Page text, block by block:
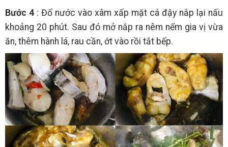
Bước 4 : Đổ nước vào xâm xấp mặt cá đậy nắp lại nấu
khoảng 20 phút. Sau đó mở nắp ra nêm nếm gia vị vừa
ăn, thêm hành lá, rau cần, ớt vào rồi tắt bếp.